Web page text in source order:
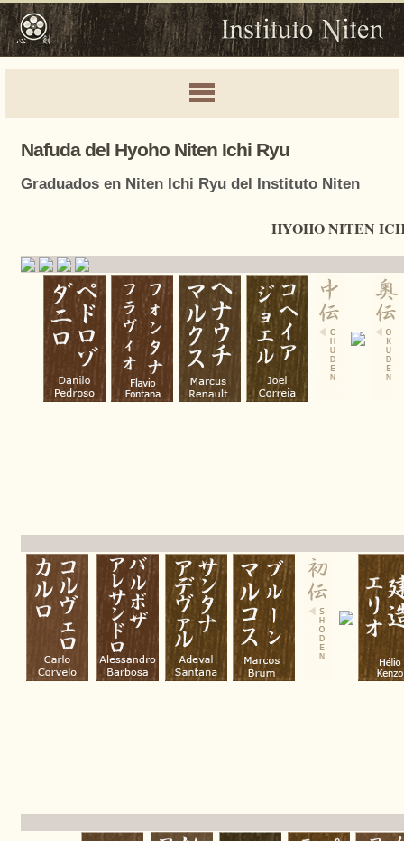
Nafuda del Hyoho Niten Ichi Ryu
Graduados en Niten Ichi Ryu del Instituto Niten
HYOHO NITEN